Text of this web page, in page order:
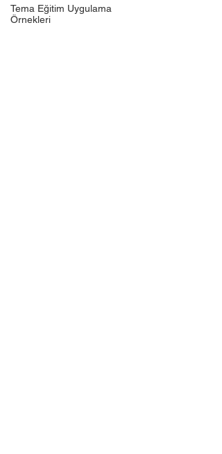
Tema Eğitim Uygulama
Örnekleri